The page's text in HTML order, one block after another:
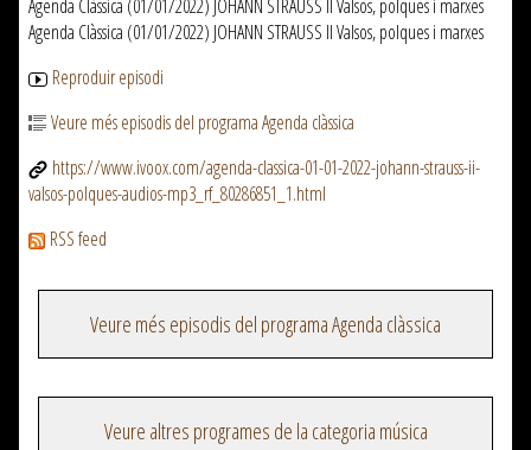
Agenda Clàssica (01/01/2022) JOHANN STRAUSS II Valsos, polques i marxes
Agenda Clàssica (01/01/2022) JOHANN STRAUSS II Valsos, polques i marxes
Reproduir episodi
Veure més episodis del programa Agenda clàssica
https://www.ivoox.com/agenda-classica-01-01-2022-johann-strauss-ii-
valsos-polques-audios-mp3_rf_80286851_1.html
RSS feed
Veure més episodis del programa Agenda clàssica
Veure altres programes de la categoria música